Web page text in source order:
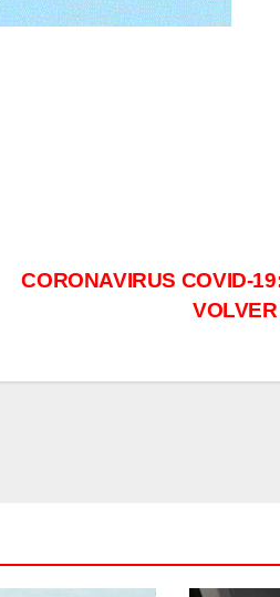
CORONAVIRUS COVID-